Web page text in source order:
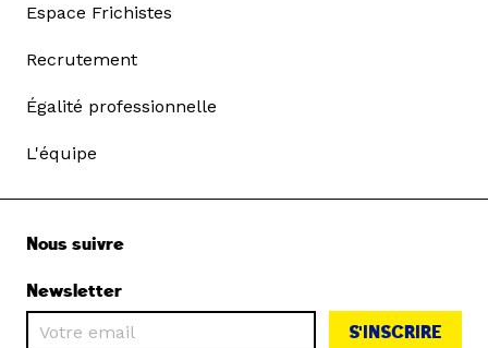
Espace Frichistes
Recrutement
Égalité professionnelle
L'équipe
Nous suivre
Newsletter
S'INSCRIRE